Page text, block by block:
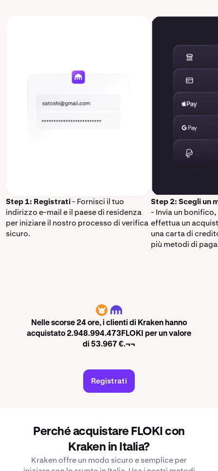
Step 1: Registrati- Fornisci il tuo
indirizzo e-mail e il paese di residenza
per iniziare il nostro processo di verifica
sicuro.
Step 2: Scegli un
- Invia un bonifico,
effettua un
una carta di
più metodi di
FLOKI
Nelle scorse 24 ore, i clienti di Kraken hanno
acquistato 2.948.994.473FLOKI per un valore
di 53.967 €.¬¬
Registrati
Perché acquistare FLOKI con
Kraken in Italia?
Kraken offre un modo sicuro e semplice per